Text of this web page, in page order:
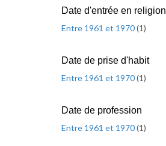
Date d'entrée en religion
Entre 1961 et 1970(1)
Date de prise d'habit
Entre 1961 et 1970(1)
Date de profession
Entre 1961 et 1970(1)